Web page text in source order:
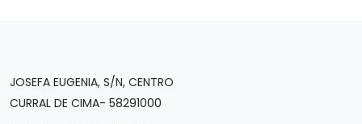
JOSEFA EUGENIA, S/N, CENTRO
CURRAL DE CIMA- 58291000